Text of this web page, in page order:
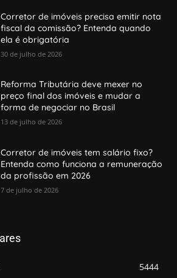
Corretor de imóveis precisa emitir nota
fiscal da comissão? Entenda quando
ela é obrigatória
30 de julho de 2026
Reforma Tributária deve mexer no
preço final dos imóveis e mudar a
forma de negociar no Brasil
13 de julho de 2026
Corretor de imóveis tem salário fixo?
Entenda como funciona a remuneração
da profissão em 2026
7 de julho de 2026
5444